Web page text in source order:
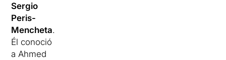
Sergio
Peris-
Mencheta.
Él conoció
a Ahmed